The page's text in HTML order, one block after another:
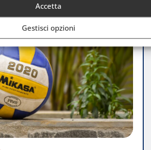
Accetta
Gestisci opzioni